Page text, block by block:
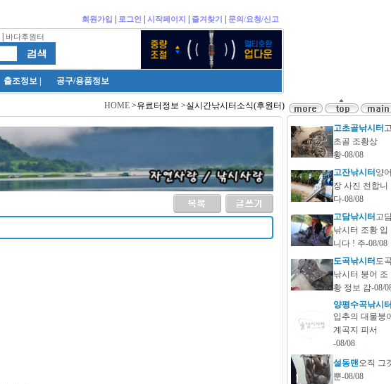
회원가입 로그인 시작페이지 즐겨찾기 문의/요청/신고
바다후원터
출조정보 공구/용품정보
HOME >유료터정보 >실시간낚시터소식(후원터)
고초골낚시터
초골 조황상
황-08/08
고잔낚시터 양
장 사진 전합니
다-08/08
고담낚시터 고
낚시터 조황 입
니다 ! 주-08/08
도곡낚시터 도
낚시터 붕어 조
황 정보 감-08/
양평수곡낚시
입추의 대물붕
계곡지 피서
-08/08
설동맨오직 그
뿐-08/08